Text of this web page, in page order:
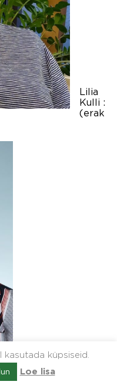
Lilia
Kulli :
(erak
küpsiseid.
Loe lisa